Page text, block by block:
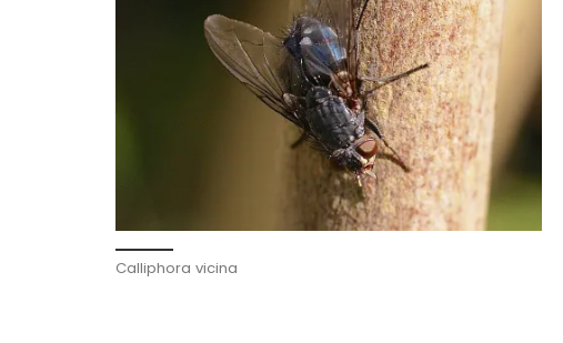
Calliphora vicina